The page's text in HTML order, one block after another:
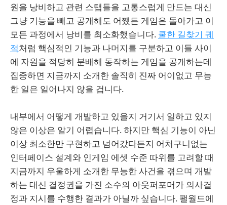
원을 낭비하고 관련 스탭들을 고통스럽게 만드는 대신
그냥 기능을 빼고 공개해도 어쨌든 게임은 돌아가고 이
모든 과정에서 낭비를 최소화했습니다. 쿨한 길찾기 궤
적처럼 핵심적인 기능과 나머지를 구분하고 이들 사이
에 자원을 적당히 분배해 동작하는 게임을 공개하는데
집중하면 지금까지 소개한 솔직히 진짜 어이없고 무능
한 일은 일어나지 않을 겁니다.
내부에서 어떻게 개발하고 있을지 거기서 일하고 있지
않은 이상은 알기 어렵습니다. 하지만 핵심 기능이 아닌
이상 최소한만 구현하고 넘어갔다든지 어처구니없는
인터페이스 설계와 인게임 에셋 수준 따위를 고려할 때
지금까지 우울하게 소개한 무능한 사건을 겪으며 개발
하는 대신 결정권을 가진 소수의 아웃퍼포머가 의사결
정과 지시를 수행한 결과가 아닐까 싶습니다. 팰월드에